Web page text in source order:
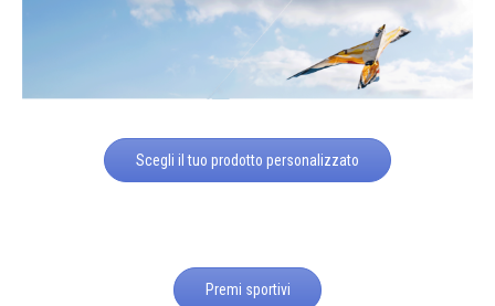
Scegli il tuo prodotto personalizzato
Premi sportivi